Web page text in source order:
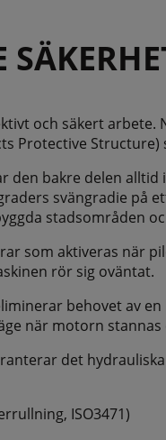
och säkert arbete.
Protective
den bakre delen
svängradie på
stadsområden
som aktiveras när
rör sig oväntat.
behovet av
när motorn
det
ISO3471)